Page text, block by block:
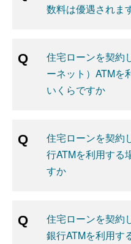
数料は優遇されま
住宅ローンを契約
ーネット）ATMを
いくらですか
住宅ローンを契約
行ATMを利用する
すか
住宅ローンを契約
銀行ATMを利用す